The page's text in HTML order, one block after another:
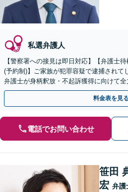
私選弁護人
【警察署への接見は即日対応】【弁護士
(予約制)】ご家族が犯罪容疑で逮捕されて
弁護士が身柄釈放・不起訴獲得に向けて
月100名以上の相談実績】【全国対応】
料金表を見る
電話でお問い合わせ
笹田
宏 弁護